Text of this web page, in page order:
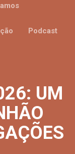
Podcast
UM